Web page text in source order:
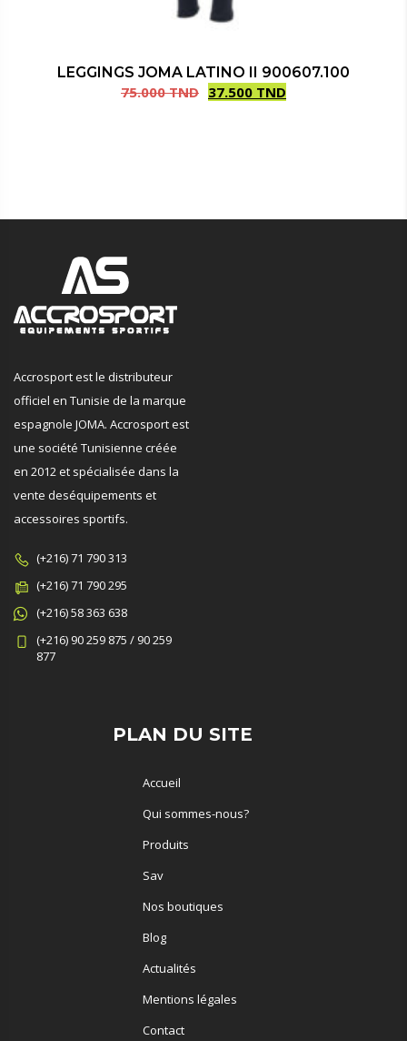
LEGGINGS JOMA LATINO II 900607.100
75.000TND 37.500 TND
Accrosport est le distributeur
officiel en Tunisie de la marque
espagnole JOMA. Accrosport est
une société Tunisienne créée
en 2012 et spécialisée dans la
vente deséquipements et
accessoires sportifs.
(+216) 71 790 313
(+216) 71 790 295
(+216) 58 363 638
(+216) 90 259 875 / 90 259
877
PLAN DU SITE
Accueil
Qui sommes-nous?
Produits
Sav
Nos boutiques
Blog
Actualités
Mentions légales
Contact